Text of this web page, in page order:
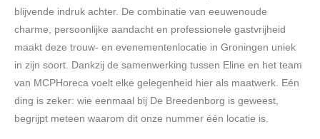
blijvende indruk achter. De combinatie van eeuwenoude
charme, persoonlijke aandacht en professionele gastvrijheid
maakt deze trouw- en evenementenlocatie in Groningen uniek
in zijn soort. Dankzij de samenwerking tussen Eline en het team
van MCPHoreca voelt elke gelegenheid hier als maatwerk. Eén
ding is zeker: wie eenmaal bij De Breedenborg is geweest,
begrijpt meteen waarom dit onze nummer één locatie is.